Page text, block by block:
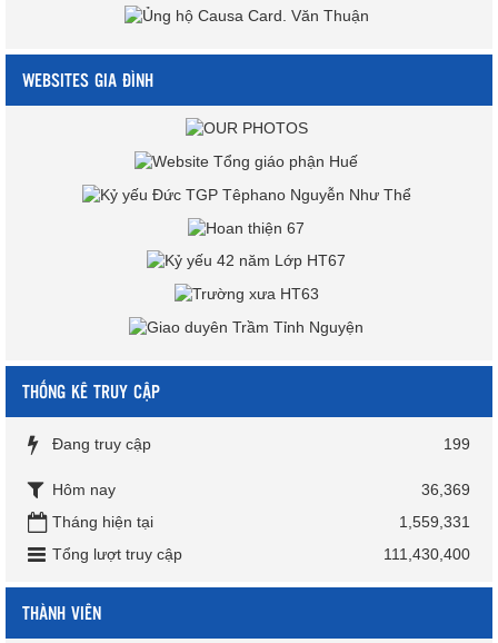
WEBSITES GIA ĐÌNH
THỐNG KÊ TRUY CẬP
Đang truy cập 199
Hôm nay
36,369
Tháng hiện tại
1,559,331
Tổng lượt truy cập
111,430,400
THÀNH VIÊN